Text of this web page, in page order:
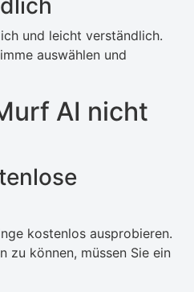
und leicht verständlich.
auswählen und
AI nicht
kostenlos ausprobieren.
zu können, müssen Sie ein